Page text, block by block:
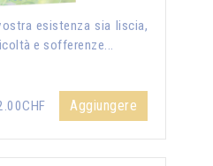
esistenza sia liscia,
e sofferenze...
Aggiungere